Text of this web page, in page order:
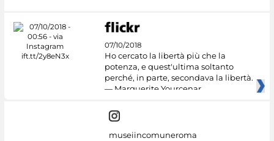
07/10/2018
Ho cercato la libertà più che la
potenza, e quest'ultima soltanto
perché, in parte, secondava la libertà.
— Marguerite Yourcenar
museiincomuneroma